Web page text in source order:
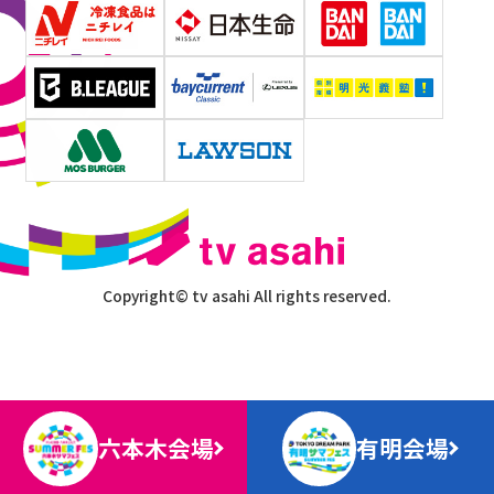
六本木会場 有明会場
Copyright© tv asahi All rights reserved.